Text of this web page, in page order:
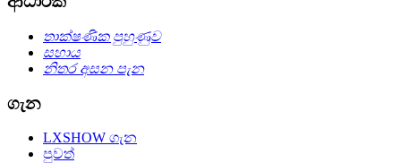
තාක්ෂණික පුහුණුව
සහාය
නිතර අසන පැන
ගැන
LXSHOW ගැන
පුවත්